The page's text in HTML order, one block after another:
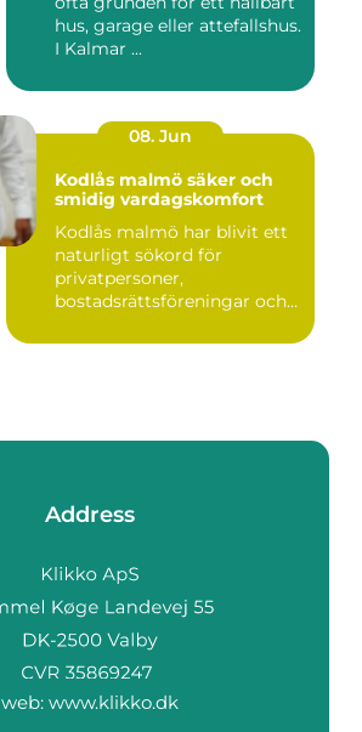
hus, garage eller attefallshus.
I Kalmar ...
08. Jun
Kodlås malmö säker och
smidig vardagskomfort
Kodlås malmö har blivit ett
naturligt sökord för
privatpersoner,
bostadsrättsföreningar och
Address
web: www.klikko.dk